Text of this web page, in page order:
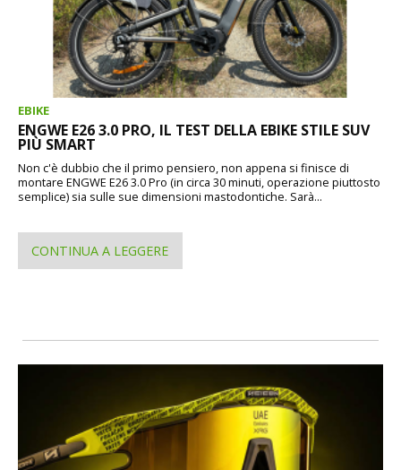
EBIKE
ENGWE E26 3.0 PRO, IL TEST DELLA EBIKE STILE SUV
PIÙ SMART
Non c'è dubbio che il primo pensiero, non appena si finisce di
montare ENGWE E26 3.0 Pro (in circa 30 minuti, operazione piuttosto
semplice) sia sulle sue dimensioni mastodontiche. Sarà...
CONTINUA A LEGGERE